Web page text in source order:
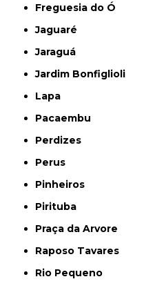
Freguesia do Ó
Jaguaré
Jaraguá
Jardim Bonfiglioli
Lapa
Pacaembu
Perdizes
Perus
Pinheiros
Pirituba
Praça da Arvore
Raposo Tavares
Rio Pequeno